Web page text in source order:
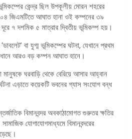
কেন্দ্র ছিল উপকূলীয় মোরন শহরের
জিএমটিতে আঘাত হানা ওই কম্পনের ৩৯
দূরে ৭ দশমিক ৫ মাত্রার দ্বিতীয় ভূমিকম্প হয়।
বা যুগ্ম ভূমিকম্পের ঘটনা, যেখানে প্রথম
আরও বড় কম্পন আঘাত হানে।
মানুষকে ঘরবাড়ি থেকে বেরিয়ে আসার আহ্বান
এড়াতে কয়েকটি ভবনের গ্যাস সংযোগ বন্ধ
বিমানবন্দর অবকাঠামোগত গুরুতর ক্ষতির
যোগাযোগমাধ্যমে বিমানবন্দরের